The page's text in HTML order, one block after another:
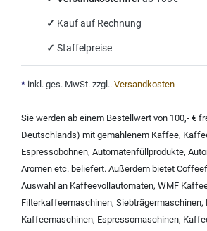
✓ Kauf auf Rechnung
✓ Staffelpreise
* inkl. ges. MwSt. zzgl.. Versandkosten
Sie werden ab einem Bestellwert von 100,- €
Deutschlands) mit gemahlenem Kaffee,
Espressobohnen, Automatenfüllprodukte,
Aromen etc. beliefert. Außerdem bietet
Auswahl an Kaffeevollautomaten, WMF
Filterkaffeemaschinen, Siebträgermaschinen,
Kaffeemaschinen, Espressomaschinen,